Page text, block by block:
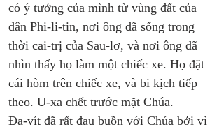
có ý tưởng của mình từ vùng đất của
dân Phi-li-tin, nơi ông đã sống trong
thời cai-trị của Sau-lơ, và nơi ông đã
nhìn thấy họ làm một chiếc xe. Họ đặt
cái hòm trên chiếc xe, và bi kịch tiếp
theo. U-xa chết trước mặt Chúa.
Đa-vít đã rất đau buồn với Chúa bởi vì